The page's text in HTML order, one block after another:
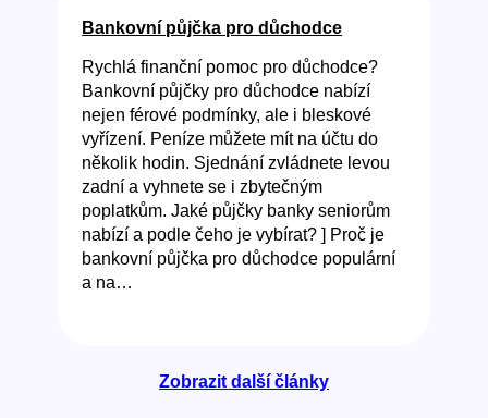
Bankovní půjčka pro důchodce
Rychlá finanční pomoc pro důchodce?
Bankovní půjčky pro důchodce nabízí
nejen férové podmínky, ale i bleskové
vyřízení. Peníze můžete mít na účtu do
několik hodin. Sjednání zvládnete levou
zadní a vyhnete se i zbytečným
poplatkům. Jaké půjčky banky seniorům
nabízí a podle čeho je vybírat? ] Proč je
bankovní půjčka pro důchodce populární
a na…
Zobrazit další články